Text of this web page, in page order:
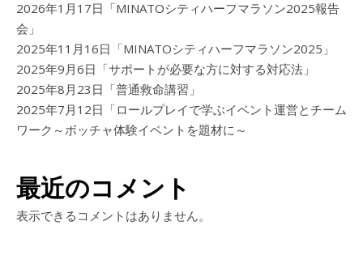
2026年1月17日「MINATOシティハーフマラソン2025報告
会」
2025年11月16日「MINATOシティハーフマラソン2025」
2025年9月6日「サポートが必要な方に対する対応法」
2025年8月23日「普通救命講習」
2025年7月12日「ロールプレイで学ぶイベント運営とチーム
ワーク～ボッチャ体験イベントを題材に～
最近のコメント
表示できるコメントはありません。